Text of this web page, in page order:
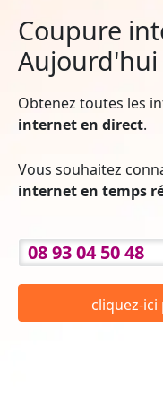
Coupure
Aujourd'hui
Obtenez toutes les
internet en direct.
Vous souhaitez
internet en temps
08 93 04 50 48
cliquez-